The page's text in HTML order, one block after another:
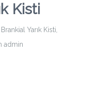
Kisti
Brankial Yarık Kisti
admin